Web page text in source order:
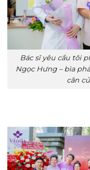
Bác sĩ yêu cầu tôi
Ngọc Hưng – bìa
cân